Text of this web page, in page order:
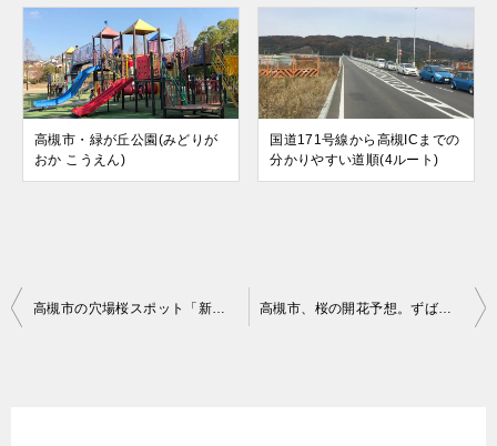
高槻市・緑が丘公園(みどりが
おか こうえん)
国道171号線から高槻ICまでの
分かりやすい道順(4ルート)
投
高槻市の穴場桜スポット「新川桜堤」～900ｍに及ぶ桜の遊歩道～ 高槻市、桜の開花予想。ずばり満開日はいつ？